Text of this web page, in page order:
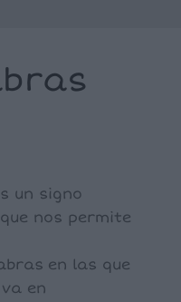
un signo
nos permite
en las que
en